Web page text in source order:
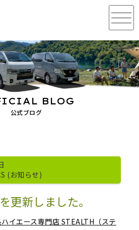
公式ブログ
BLOG
(お知らせ)
更新しました。
イエース専門店 STEALTH（ステ